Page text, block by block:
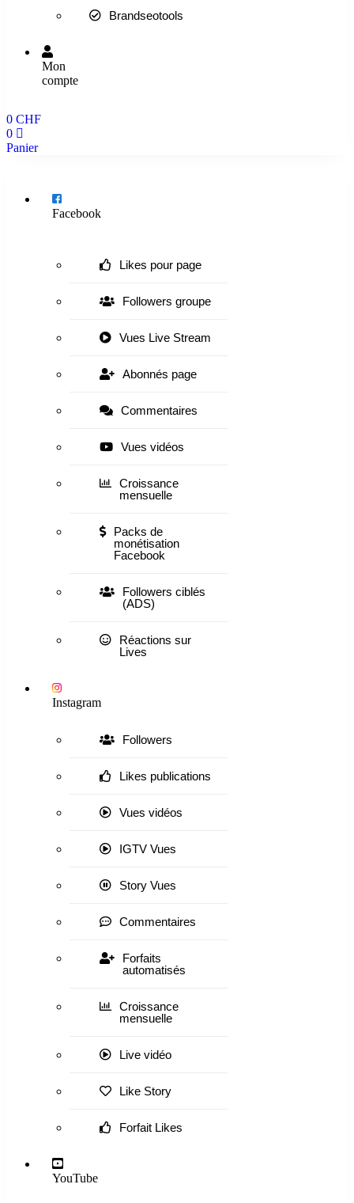
Brandseotools
Mon
compte
0 CHF
0
Panier
Facebook
Likes pour page
Followers groupe
Vues Live Stream
Abonnés page
Commentaires
Vues vidéos
Croissance
mensuelle
Packs de
monétisation
Facebook
Followers ciblés
(ADS)
Réactions sur
Lives
Instagram
Followers
Likes publications
Vues vidéos
IGTV Vues
Story Vues
Commentaires
Forfaits
automatisés
Croissance
mensuelle
Live vidéo
Like Story
Forfait Likes
YouTube